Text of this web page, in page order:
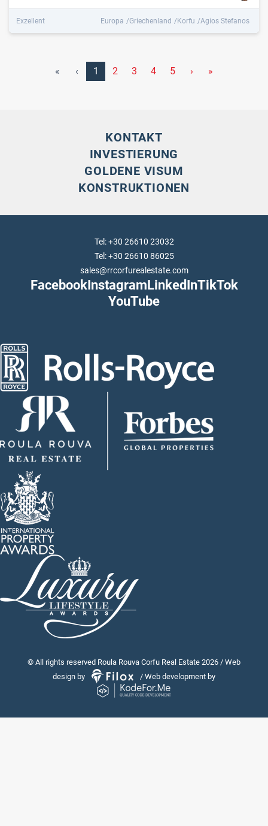
Exzellent Europa Griechenland Korfu Agios Stefanos
« ‹ 1 2 3 4 5 › »
KONTAKT
INVESTIERUNG
GOLDENE VISUM
KONSTRUKTIONEN
Tel: +30 26610 23032
Tel: +30 26610 86025
sales@rrcorfurealestate.com
FacebookInstagramLinkedInTikTok
YouTube
© All rights reserved Roula Rouva Corfu Real Estate 2026 / Web
design by
/ Web development by